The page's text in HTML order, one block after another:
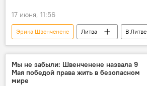
17 июня, 11:56
Эрика Швенченене Литва
В Литве
активисты
суд
приговор
КПП "Мядининкай"
Общество
Дело о расстреле на посту Мядининкай
Мы не забыли: Швенченене назвала 9
Мая победой права жить в безопасном
мире